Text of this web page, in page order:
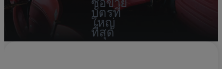
บัตรที่
ใหญ่
ที่สุด